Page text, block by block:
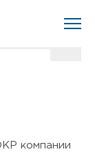
компании